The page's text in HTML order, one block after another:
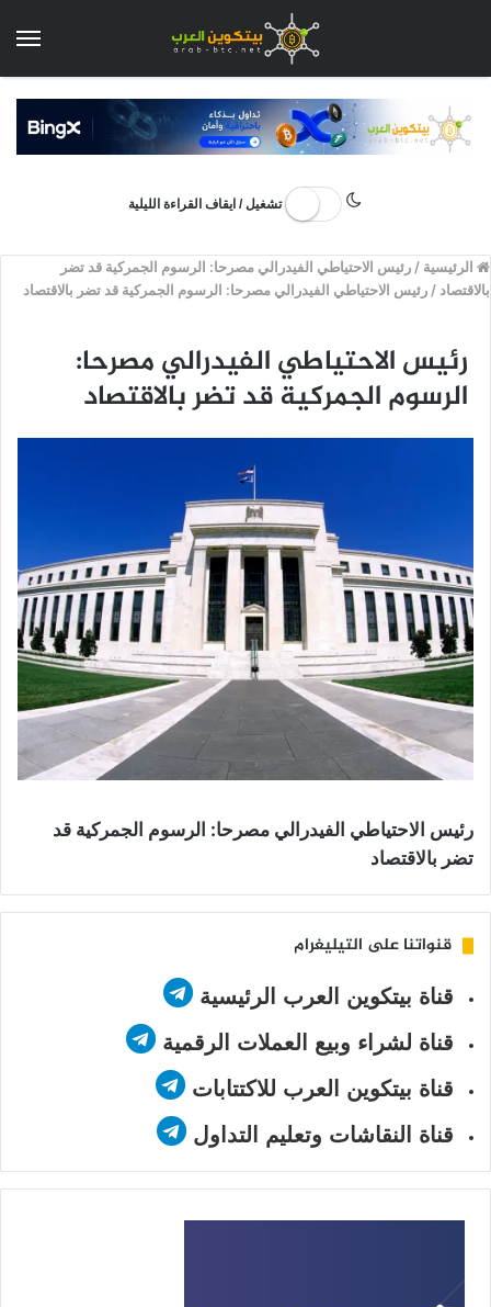
تشغيل / ايقاف القراءة الليلية
الرئيسية /رئيس الاحتياطي الفيدرالي مصرحا: الرسوم الجمركية قد تضر
بالاقتصاد /رئيس الاحتياطي الفيدرالي مصرحا: الرسوم الجمركية قد تضر بالاقتصاد
رئيس الاحتياطي الفيدرالي مصرحا:
الرسوم الجمركية قد تضر بالاقتصاد
رئيس الاحتياطي الفيدرالي مصرحا: الرسوم الجمركية قد
تضر بالاقتصاد
قنواتنا على التيليغرام
قناة بيتكوين العرب الرئيسية
قناة لشراء وبيع العملات الرقمية
قناة بيتكوين العرب للاكتتابات
قناة النقاشات وتعليم التداول